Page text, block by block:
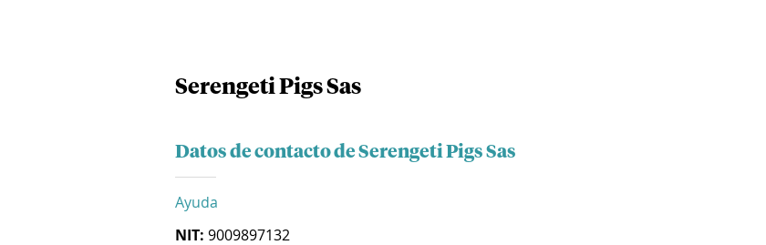
Serengeti Pigs Sas
Datos de contacto de Serengeti Pigs Sas
Ayuda
NIT: 9009897132